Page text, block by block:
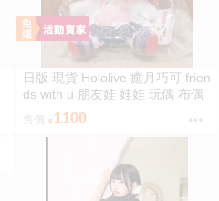
日版 現貨 Hololive 癒月巧可 frien
ds with u 朋友娃 娃娃 玩偶 布偶
癒月ちょこ
售價 1100